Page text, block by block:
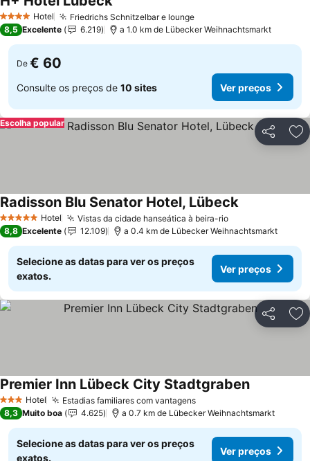
4 EstrelasHotel Friedrichs Schnitzelbar e lounge
8,5 Excelente 6.219 a 1.0 km de Lübecker Weihnachtsmarkt
De € 60
Consulte os preços de 10 sites Ver preços
Partilhar
Escolha popular
5 Estrelas Hotel Vistas da cidade hanseática à beira-rio
Radisson Blu Senator Hotel, Lübeck
8,8 Excelente 12.109 a 0.4 km de Lübecker Weihnachtsmarkt
Selecione as datas para ver os preços
exatos.
Ver preços
Partilhar
3 EstrelasHotel Estadias familiares com vantagens
Premier Inn Lübeck City Stadtgraben
8,3 Muito boa 4.625 a 0.7 km de Lübecker Weihnachtsmarkt
Selecione as datas para ver os preços
exatos.
Ver preços